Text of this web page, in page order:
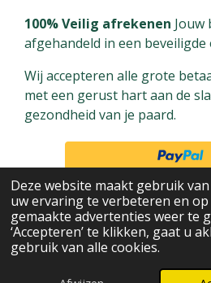
Deze website maakt gebruik
uw ervaring te verbeteren en
gemaakte advertenties weer te
‘Accepteren’ te klikken, gaat u
gebruik van alle cookies.
e
b
o
k
t
e
e
s
t
k
e
I
n
100% Veilig afrekenen
afgehandeld in een beveiligde
Wij accepteren alle grote
met een gerust hart aan de
gezondheid van je paard.
© 2024 - 2026 Equi-Care